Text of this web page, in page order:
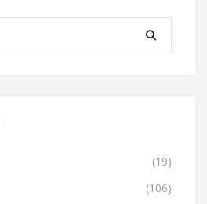
(19)
(106)